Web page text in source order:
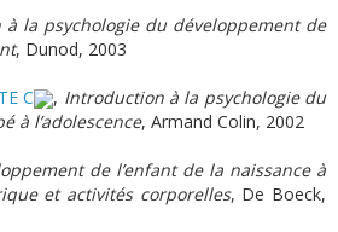
la psychologie du développement de
, Dunod, 2003
C , Introduction à la psychologie du
à l’adolescence, Armand Colin, 2002
de l’enfant de la naissance à
et activités corporelles, De Boeck,